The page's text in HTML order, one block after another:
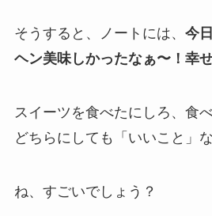
そうすると、ノートには、 今
ヘン美味しかったなぁ〜！幸
スイーツを食べたにしろ、食
どちらにしても「いいこと」な
ね、すごいでしょう？